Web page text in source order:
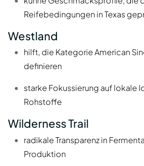
Reifebedingungen in Texas
Westland
hilft, die Kategorie American
definieren
starke Fokussierung auf lokale
Rohstoffe
Wilderness Trail
radikale Transparenz in
Produktion